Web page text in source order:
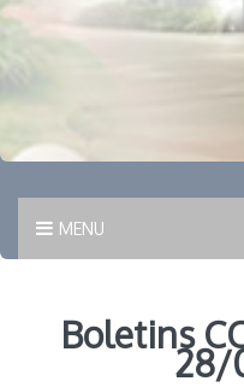
MENU
Boletins
28/